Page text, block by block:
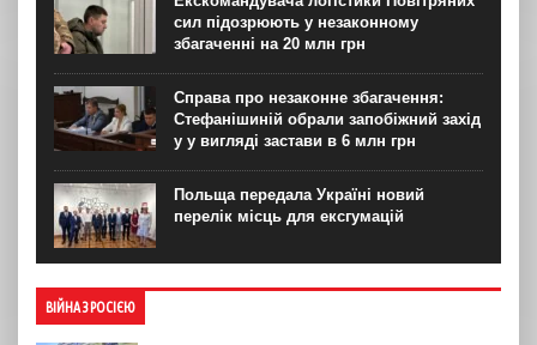
сил підозрюють у незаконному
збагаченні на 20 млн грн
Справа про незаконне збагачення:
Стефанішиній обрали запобіжний захід
у у вигляді застави в 6 млн грн
Польща передала Україні новий
перелік місць для ексгумацій
ВІЙНА З РОСІЄЮ